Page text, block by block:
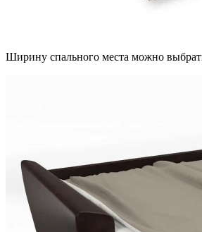
Ширину спального места можно